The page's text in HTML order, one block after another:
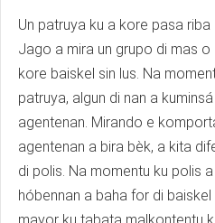
Un patruya ku a kore pasa
Jago a mira un grupo di mas
kore baiskel sin lus. Na
patruya, algun di nan a
agentenan. Mirando e
agentenan a bira bèk, a kita
di polis. Na momentu ku polis
hóbennan a baha for di